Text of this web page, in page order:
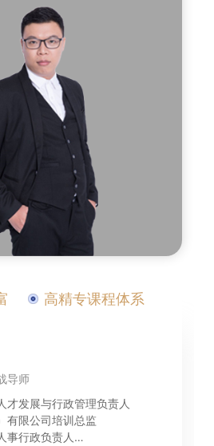
高精专课程体系
导师
才发展与行政管理负责人
有限公司培训总监
事行政负责人